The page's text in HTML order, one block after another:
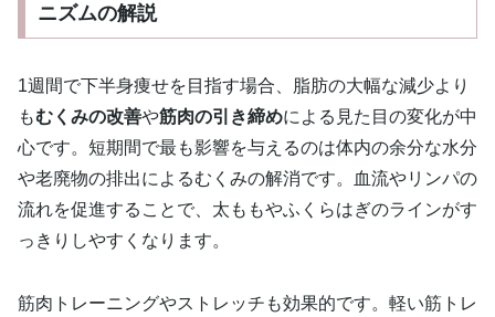
ニズムの解説
1週間で下半身痩せを目指す場合、脂肪の大幅な減少より
もむくみの改善や筋肉の引き締めによる見た目の変化が中
心です。短期間で最も影響を与えるのは体内の余分な水分
や老廃物の排出によるむくみの解消です。血流やリンパの
流れを促進することで、太ももやふくらはぎのラインがす
っきりしやすくなります。
筋肉トレーニングやストレッチも効果的です。軽い筋トレ